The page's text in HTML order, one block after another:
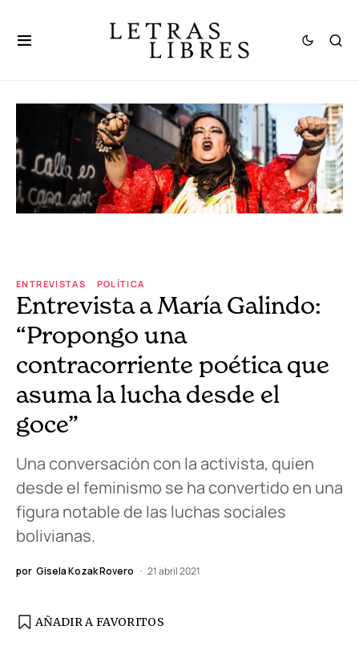
ENTREVISTAS POLÍTICA
Entrevista a María Galindo:
“Propongo una
contracorriente poética que
asuma la lucha desde el
goce”
Una conversación con la activista, quien
desde el feminismo se ha convertido en una
figura notable de las luchas sociales
bolivianas.
por Gisela Kozak Rovero 21 abril 2021
AÑADIR A FAVORITOS